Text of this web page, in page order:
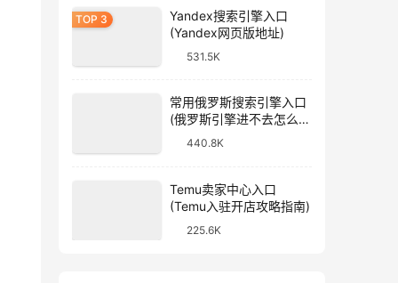
Yandex搜索引擎入口
(Yandex网页版地址)
531.5K
常用俄罗斯搜索引擎入口
(俄罗斯引擎进不去怎么
440.8K
Temu卖家中心入口
(Temu入驻开店攻略指南)
225.6K